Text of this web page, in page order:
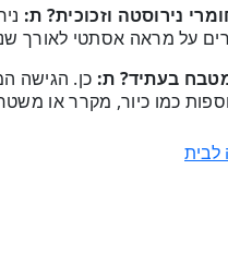
נירוסטה וזכוכית? ת:
על מראה אסתטי לאורך
בעתיד? ת: כן. הגישה
כמו כיור, מקרר או
לבית